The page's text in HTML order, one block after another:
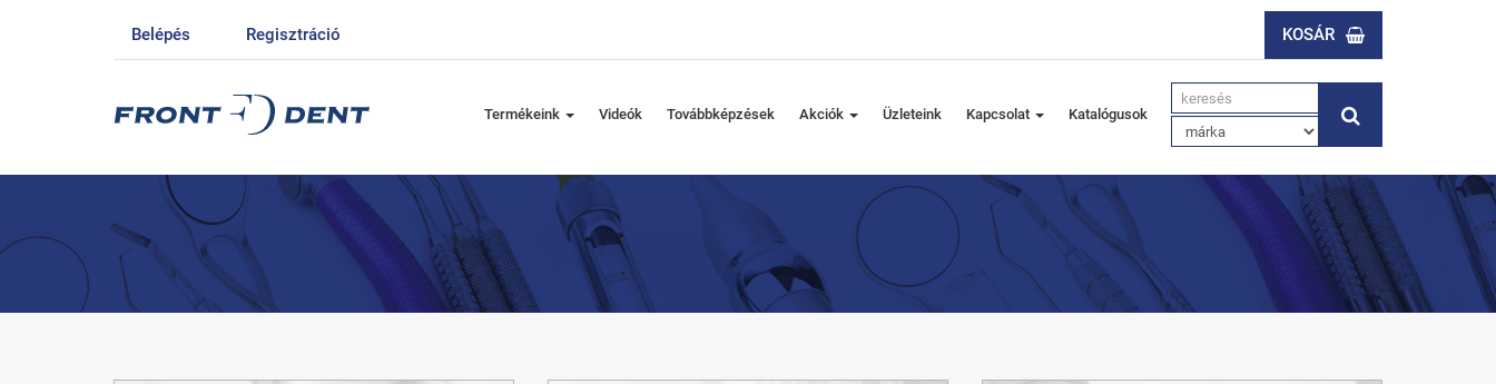
Belépés Regisztráció KOSÁR
Termékeink Videók Továbbképzések Akciók Üzleteink Kapcsolat Katalógusok